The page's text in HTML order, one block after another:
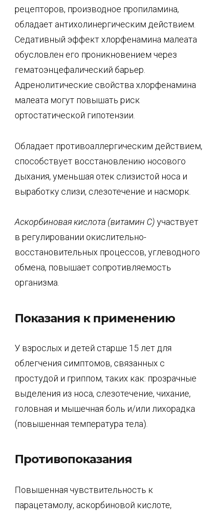
рецепторов, производное пропиламина,
обладает антихолинергическим действием.
Седативный эффект хлорфенамина малеата
обусловлен его проникновением через
гематоэнцефалический барьер.
Адренолитические свойства хлорфенамина
малеата могут повышать риск
ортостатической гипотензии.
Обладает противоаллергическим действием,
способствует восстановлению носового
дыхания, уменьшая отек слизистой носа и
выработку слизи, слезотечение и насморк.
Аскорбиновая кислота (витамин С) участвует
в регулировании окислительно-
восстановительных процессов, углеводного
обмена, повышает сопротивляемость
организма.
Показания к применению
У взрослых и детей старше 15 лет для
облегчения симптомов, связанных с
простудой и гриппом, таких как: прозрачные
выделения из носа, слезотечение, чихание,
головная и мышечная боль и/или лихорадка
(повышенная температура тела).
Противопоказания
Повышенная чувствительность к
парацетамолу, аскорбиновой кислоте,